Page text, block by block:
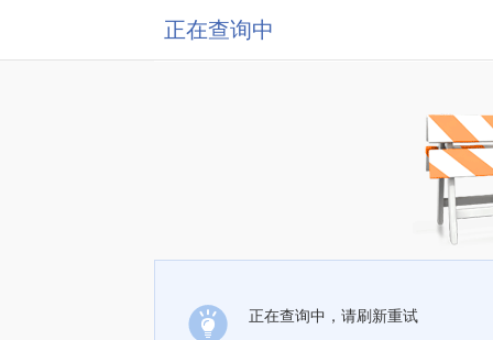
正在查询中
正在查询中，请刷新重试